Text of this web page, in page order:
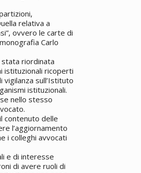
relativa a
ovvero le carte di
Carlo
stata riordinata
istituzionali ricoperti
sull’Istituto
istituzionali.
nello stesso
contenuto delle
l’aggiornamento
i colleghi avvocati
e di interesse
di avere ruoli di